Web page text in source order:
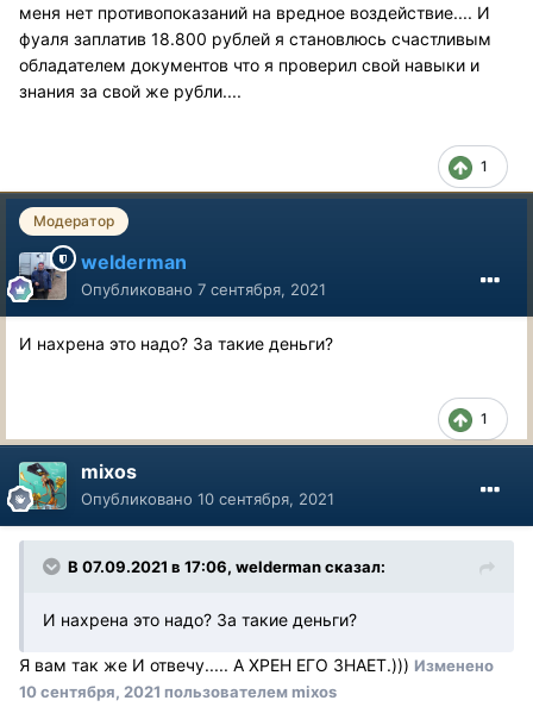
меня нет противопоказаний на вредное воздействие.... И
фуаля заплатив 18.800 рублей я становлюсь счастливым
обладателем документов что я проверил свой навыки и
знания за свой же рубли....
1
Модератор
welderman
Опубликовано 7 сентября, 2021
И нахрена это надо? За такие деньги?
1
mixos
Опубликовано 10 сентября, 2021
В 07.09.2021 в 17:06, welderman сказал:
И нахрена это надо? За такие деньги?
Я вам так же И отвечу..... А ХРЕН ЕГО ЗНАЕТ.))) Изменено
10 сентября, 2021 пользователем mixos